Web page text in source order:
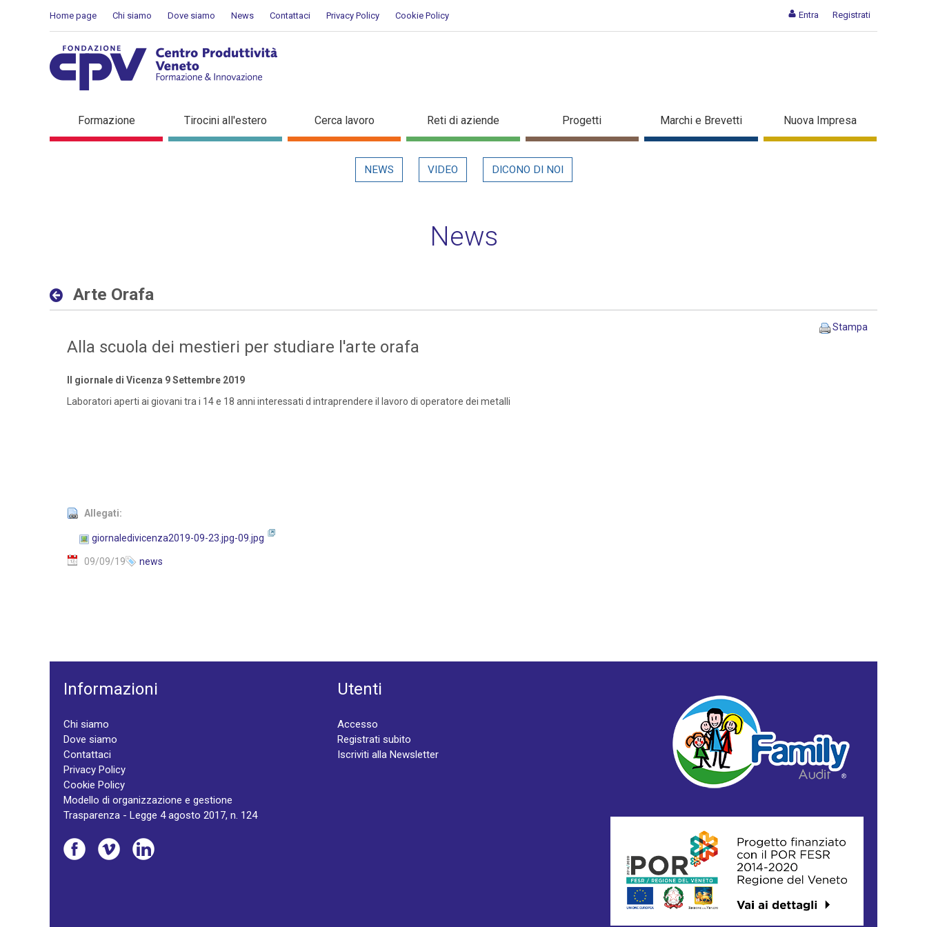
Entra Registrati
Home page Chi siamo Dove siamo News Contattaci Privacy Policy Cookie Policy
Arte Orafa - Dettaglio in evidenza
Formazione Tirocini all'estero Cerca lavoro Reti di aziende Progetti Marchi e Brevetti Nuova Impresa
NEWS VIDEO DICONO DI NOI
News
Arte Orafa
Stampa
Alla scuola dei mestieri per studiare l'arte orafa
Il giornale di Vicenza 9 Settembre 2019
Laboratori aperti ai giovani tra i 14 e 18 anni interessati d intraprendere il lavoro di operatore dei metalli
Allegati:
giornaledivicenza2019-09-23.jpg-09.jpg
09/09/19 news
Informazioni
Chi siamo
Dove siamo
Contattaci
Privacy Policy
Cookie Policy
Modello di organizzazione e gestione
Trasparenza - Legge 4 agosto 2017, n. 124
Utenti
Accesso
Registrati subito
Iscriviti alla Newsletter